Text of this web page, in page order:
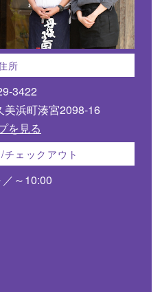
所
3422
美浜町湊宮2098-16
を見る
ェックアウト
～10:00